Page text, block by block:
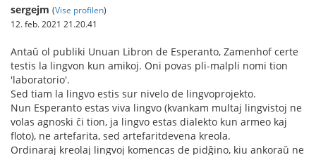
sergejm (Vise profilen)
12. feb. 2021 21.20.41
Antaŭ ol publiki Unuan Libron de Esperanto, Zamenhof certe
testis la lingvon kun amikoj. Oni povas pli-malpli nomi tion
'laboratorio'.
Sed tiam la lingvo estis sur nivelo de lingvoprojekto.
Nun Esperanto estas viva lingvo (kvankam multaj lingvistoj ne
volas agnoski ĉi tion, ja lingvo estas dialekto kun armeo kaj
floto), ne artefarita, sed artefaritdevena kreola.
Ordinaraj kreolaj lingvoj komencas de pidĝino, kiu ankoraŭ ne